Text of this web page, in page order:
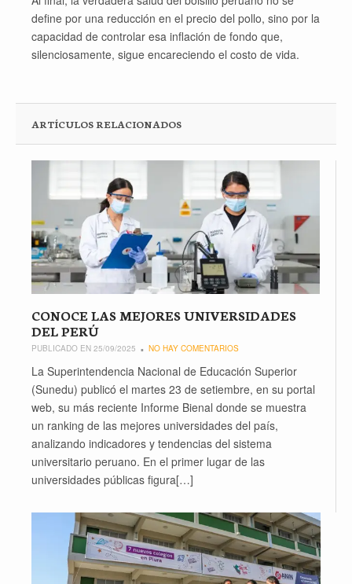
define por una reducción en el precio del pollo, sino por la
capacidad de controlar esa inflación de fondo que,
silenciosamente, sigue encareciendo el costo de vida.
ARTÍCULOS RELACIONADOS
CONOCE LAS MEJORES UNIVERSIDADES
DEL PERÚ
PUBLICADO EN 25/09/2025 NO HAY COMENTARIOS
La Superintendencia Nacional de Educación Superior
(Sunedu) publicó el martes 23 de setiembre, en su portal
web, su más reciente Informe Bienal donde se muestra
un ranking de las mejores universidades del país,
analizando indicadores y tendencias del sistema
universitario peruano. En el primer lugar de las
universidades públicas figura[…]